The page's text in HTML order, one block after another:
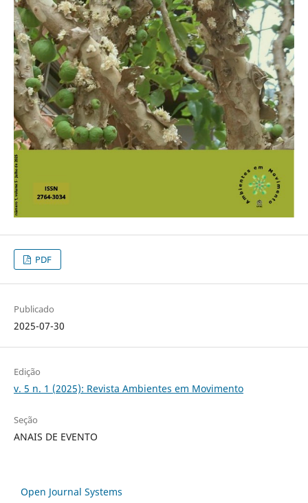
PDF
Publicado
2025-07-30
Edição
v. 5 n. 1 (2025): Revista Ambientes em Movimento
Seção
ANAIS DE EVENTO
Open Journal Systems